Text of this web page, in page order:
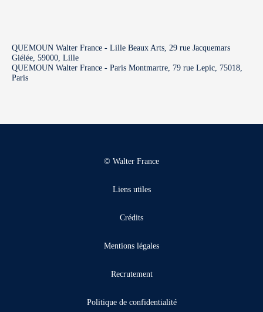
QUEMOUN Walter France - Lille Beaux Arts, 29 rue Jacquemars
Giélée, 59000, Lille
QUEMOUN Walter France - Paris Montmartre, 79 rue Lepic, 75018,
Paris
© Walter France
Liens utiles
Crédits
Mentions légales
Recrutement
Politique de confidentialité